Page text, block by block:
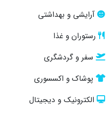
آرایشی و بهداشتی
رستوران و غذا
سفر و گردشگری
پوشاک و اکسسوری
الکترونیک و دیجیتال